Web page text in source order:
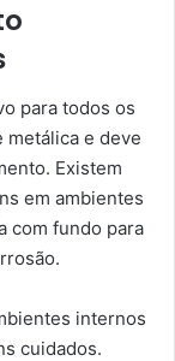
para todos os
e deve
Existem
em ambientes
com fundo para
internos
cuidados.